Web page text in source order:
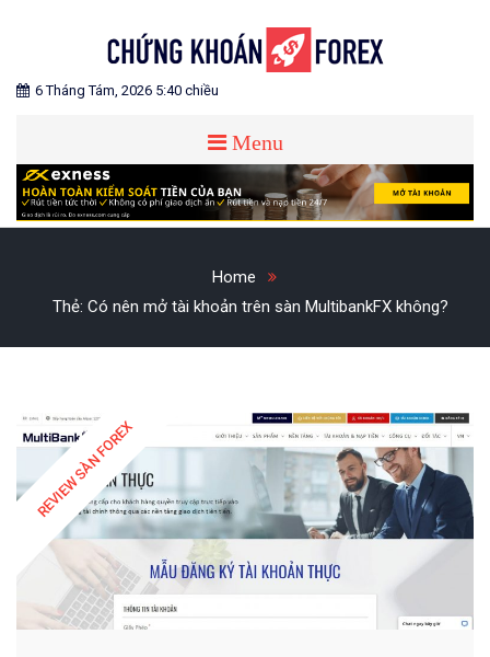
CHỨNG KHOÁN FOREX
Blog chia sẻ về Chứng Khoán và Forex
6 Tháng Tám, 2026 5:40 chiều
Menu
Home
Thẻ: Có nên mở tài khoản trên sàn MultibankFX không?
REVIEW SÀN FOREX